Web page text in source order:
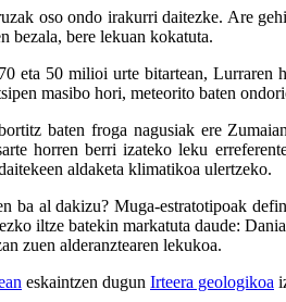
oso ondo irakurri daitezke. Are
bezala, bere lekuan kokatuta.
eta 50 milioi urte bitartean,
masibo hori, meteorito baten
baten froga nagusiak ere
horren berri izateko leku
aldaketa klimatikoa ulertzeko.
ba al dakizu? Muga-estratotipoak
iltze batekin markatuta daude:
zuen alderanztearen lekukoa.
eskaintzen dugun Irteera geologikoa